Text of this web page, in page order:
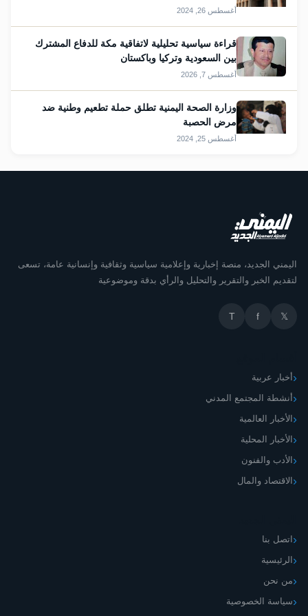
أغسطس 26, 2024
قراءة سياسية تحليلية لاتفاقية مكة للدفاع المشترك
بين السعودية وتركيا وباكستان
أغسطس 7, 2026
وزارة الصحة اليمنية تطلق حملة تطعيم وطنية ضد
مرض الحصبة
أغسطس 25, 2024
اليمني الجديد، منصة إخبارية وإعلامية سياسية وثقافية وإنسانية عامة، تسعى
لتقديم الخبر والتقرير والتحليل والرأي بدقة وموضوعية
𝕏
f
T
أخبار عربية
أنشطة المجتمع المدني
الأخبار العالمية
الأخبار المحلية
الأدب والفنون
الاقتصاد والمال
اتصل بنا
الرئيسية
من نحن
سياسة الخصوصية